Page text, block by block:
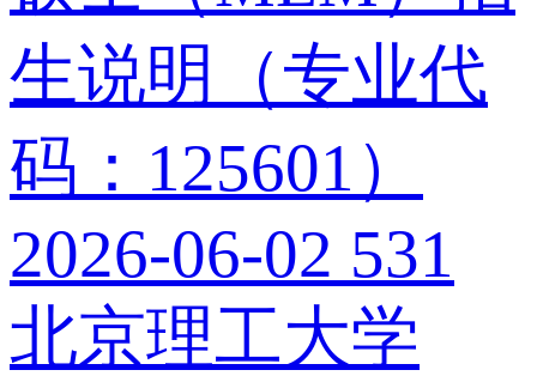
生说明（专业代
码：125601）
2026-06-02 531
北京理工大学